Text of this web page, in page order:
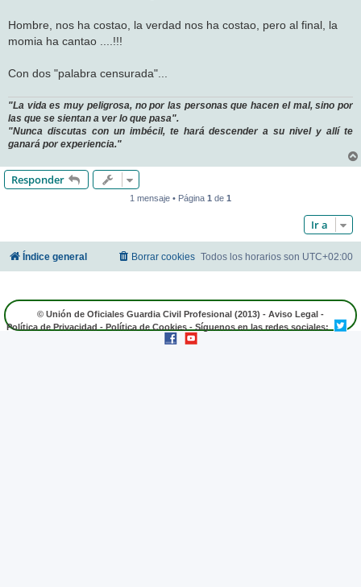
Hombre, nos ha costao, la verdad nos ha costao, pero al final, la
momia ha cantao ....!!!
Con dos "palabra censurada"...
"La vida es muy peligrosa, no por las personas que hacen el mal, sino por
las que se sientan a ver lo que pasa".
"Nunca discutas con un imbécil, te hará descender a su nivel y allí te
ganará por experiencia."
Responder
1 mensaje • Página 1 de 1
Ir a
Índice general Todos los horarios son UTC+02:00
Borrar cookies
© Unión de Oficiales Guardia Civil Profesional (2013) - Aviso Legal -
Política de Privacidad - Política de Cookies - Síguenos en las redes sociales: